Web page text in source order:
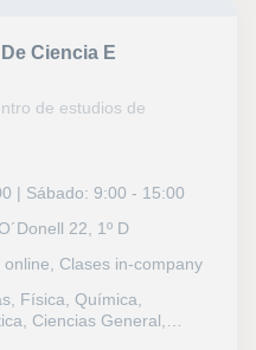
Ciencia E
| Sábado: 9:00 - 15:00
22, 1º D
Clases in-company
Física, Química,
Ciencias General,